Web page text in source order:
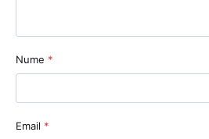
Nume *
Email *